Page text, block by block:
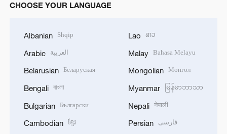
CHOOSE YOUR LANGUAGE
Albanian Shqip
Arabic العربية
Belarusian Беларуская
Bengali বাংলা
Bulgarian Български
Cambodian ខ្មែរ
Lao ລາວ
Malay Bahasa Melayu
Mongolian Монгол
Myanmar မြန်မာဘာသာ
Nepali नेपाली
Persian فارسی